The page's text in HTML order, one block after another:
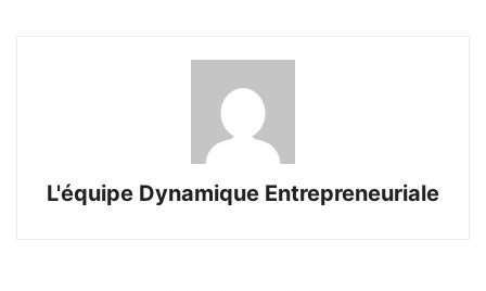
L'équipe Dynamique Entrepreneuriale